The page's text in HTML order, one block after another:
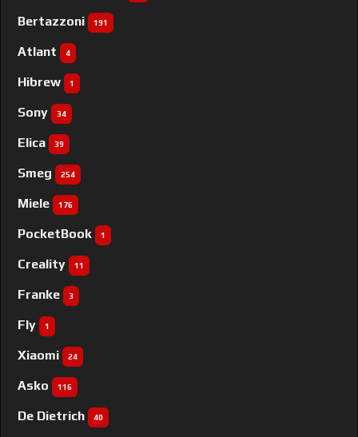
Bertazzoni 191
Atlant 4
Hibrew 1
Sony 34
Elica 39
Smeg 254
Miele 176
PocketBook 1
Creality 11
Franke 3
Fly 1
Xiaomi 24
Asko 116
De Dietrich 40